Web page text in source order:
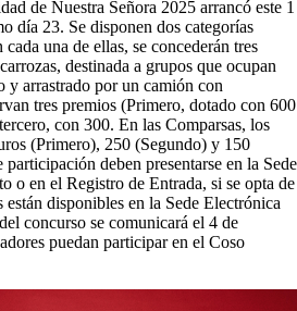
de Nuestra Señora 2025 arrancó este 1
día 23. Se disponen dos categorías
una de ellas, se concederán tres
destinada a grupos que ocupan
y arrastrado por un camión con
tres premios (Primero, dotado con 600
con 300. En las Comparsas, los
(Primero), 250 (Segundo) y 150
deben presentarse en la Sede
o en el Registro de Entrada, si se opta de
están disponibles en la Sede Electrónica
concurso se comunicará el 4 de
puedan participar en el Coso